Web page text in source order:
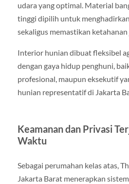
udara yang optimal. Material
tinggi dipilih untuk
sekaligus memastikan
Interior hunian dibuat fleksibel
dengan gaya hidup penghuni,
profesional, maupun eksekutif
hunian representatif di Jakarta
Keamanan dan Privasi
Waktu
Sebagai perumahan kelas atas,
Jakarta Barat menerapkan